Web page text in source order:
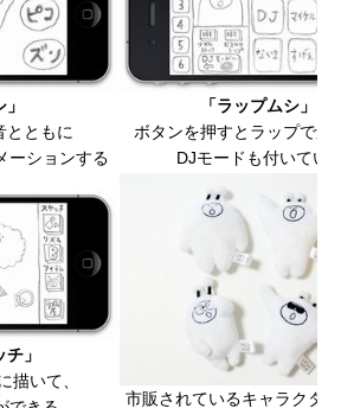
」
とともに
ーションする
「ラップムシ」
ボタンを押すとラップで遊
DJモードも付いてい
チ」
描いて、
市販されているキャラクタ